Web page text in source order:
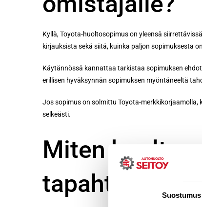
Suostumus
Kyllä, Toyota-huoltosopimus on yleensä
kirjauksista sekä siitä, kuinka paljon sopimuksesta
Käytännössä kannattaa tarkistaa sopimuksen
erillisen hyväksynnän sopimuksen myöntäneeltä
Jos sopimus on solmittu Toyota-
selkeästi.
Miten
tapahtuu?